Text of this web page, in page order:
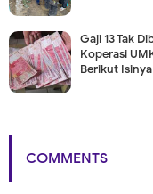
Gaji 13 Tak
Koperasi
Berikut Isinya
COMMENTS